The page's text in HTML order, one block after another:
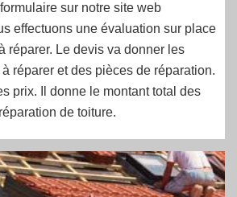
sur notre site web
effectuons une évaluation sur place
réparer. Le devis va donner les
réparer et des pièces de réparation.
prix. Il donne le montant total des
de toiture.